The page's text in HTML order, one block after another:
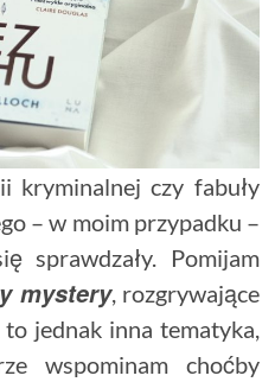
kryminalnej czy fabuły
– w moim przypadku –
sprawdzały. Pomijam
mystery, rozgrywające
jednak inna tematyka,
wspominam choćby